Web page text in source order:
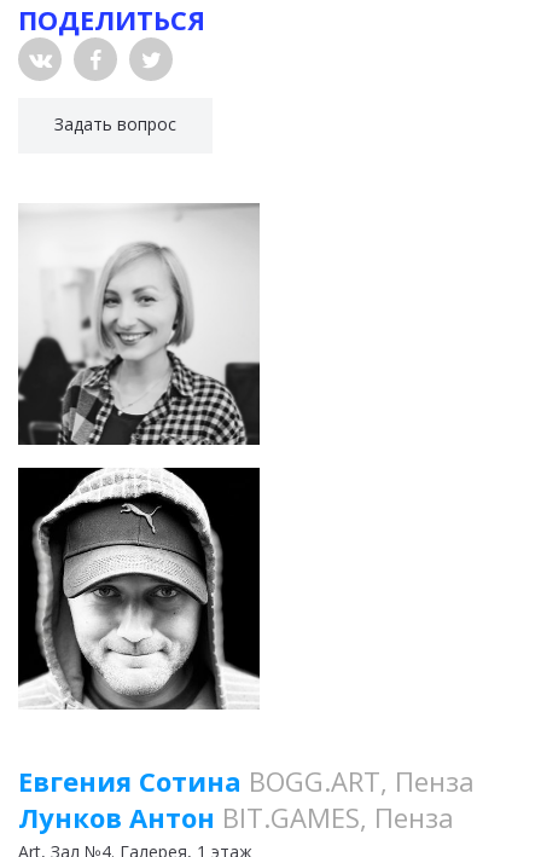
ПОДЕЛИТЬСЯ
Задать вопрос
Евгения Сотина BOGG.ART, Пенза
Лунков Антон BIT.GAMES, Пенза
Art, Зал №4. Галерея, 1 этаж